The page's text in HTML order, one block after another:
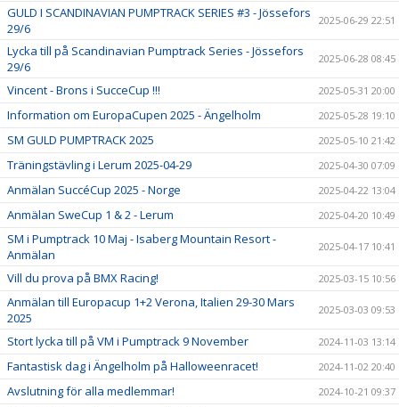
GULD I SCANDINAVIAN PUMPTRACK SERIES #3 - Jössefors
29/6
2025-06-29 22:51
Lycka till på Scandinavian Pumptrack Series - Jössefors
29/6
2025-06-28 08:45
Vincent - Brons i SucceCup !!! 2025-05-31 20:00
Information om EuropaCupen 2025 - Ängelholm 2025-05-28 19:10
SM GULD PUMPTRACK 2025 2025-05-10 21:42
Träningstävling i Lerum 2025-04-29 2025-04-30 07:09
Anmälan SuccéCup 2025 - Norge 2025-04-22 13:04
Anmälan SweCup 1 & 2 - Lerum 2025-04-20 10:49
SM i Pumptrack 10 Maj - Isaberg Mountain Resort -
Anmälan
2025-04-17 10:41
Vill du prova på BMX Racing! 2025-03-15 10:56
Anmälan till Europacup 1+2 Verona, Italien 29-30 Mars
2025
2025-03-03 09:53
Stort lycka till på VM i Pumptrack 9 November 2024-11-03 13:14
Fantastisk dag i Ängelholm på Halloweenracet! 2024-11-02 20:40
Avslutning för alla medlemmar! 2024-10-21 09:37